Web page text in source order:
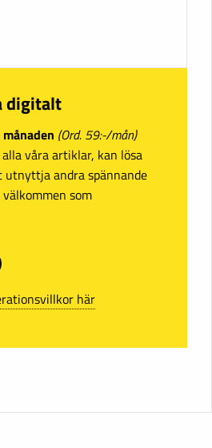
digitalt
(Ord. 59:-/mån)
våra artiklar, kan lösa
utnyttja andra spännande
som
här